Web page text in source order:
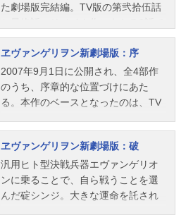
乃赤木リツコ：山口由里子綾波レ
グレー：宮村優子碇ゲンドウ：立木
文彦冬月コウゾウ：清川元夢日向マ
コト：結城比呂伊吹マヤ：長沢美樹
青葉シゲル：子安武人加持リョウ
ジ：山寺宏一キール・ローレンツ：
ケ：岩永哲哉洞木ヒカリ：岩男潤子
渚カヲル：石田彰赤木ナオコ：土井
美加スタッフ総監督：庵野秀明副監
督：摩砂雪 鶴巻和哉企画：GAINAX
ProjectEva.脚本：庵野秀明 薩川
た……。作品名新世紀エヴァンゲリ
アニメシリーズ新世紀エヴァンゲリ
オンスケジュール1997年3月15日
（土）キャスト碇シンジ：緒方恵美
葛城ミサト：三石琴乃綾波レイ：林
原めぐみ惣流・アスカ・ラングレ
子碇ゲンドウ：立木文彦冬月コウゾ
ウ：清川元夢加持リョウジ：山寺宏
一青葉シゲル：子安武人日向マコ
ト：結城比呂伊吹マヤ：長沢美樹鈴
原トウジ：関智一相田ケンスケ：岩
た劇場版完結編。TV版の第弐拾伍話
構成。第25話「Air」人為的なサード
インパクトに失敗したゼーレはネル
フに攻撃を仕掛けてきた。絶望的状
況の中、母の存在、自己の存在を確
認したアスカが復活、反撃を開始。
りてきた。第26話「まごころを、君
に」初号機に搭乗したシンジの見た
モノは、無惨な残骸となったアスカ
の弐号機だった。量産機が初号機を
取り巻き、厳粛なる儀式を執り行
ヱヴァンゲリヲン新劇場版：序
2007年9月1日に公開され、全4部作
のうち、序章的な位置づけにあた
る。本作のベースとなったのは、TV
で。14歳のシンジ少年が汎用ヒト型
決戦兵器・人造人間エヴァンゲリオ
ンに乗って正体不明の敵性存在「使
徒」と戦い始める契機と、自分の暮
らし、友人、街など身近なものを認
ヱヴァンゲリヲン新劇場版：破
汎用ヒト型決戦兵器エヴァンゲリオ
ンに乗ることで、自ら戦うことを選
んだ碇シンジ。大きな運命を託され